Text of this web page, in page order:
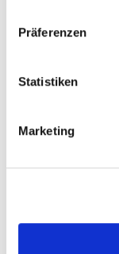
Präferenzen
Statistiken
Marketing
Taddel am
Einmal